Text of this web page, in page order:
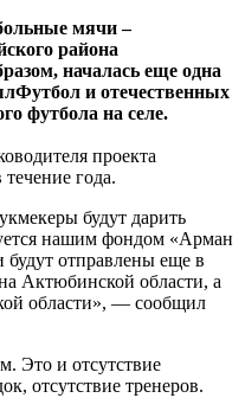
мячи –
района
началась еще одна
и отечественных
футбола на селе.
проекта
года.
будут дарить
нашим фондом «Арман
отправлены еще в
Актюбинской области, а
области», — сообщил
Это и отсутствие
отсутствие тренеров.